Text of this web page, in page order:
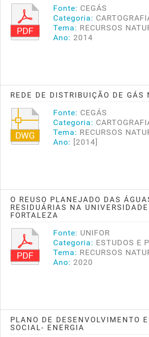
Fonte: CEGÁS
Categoria:
Tema: RECURSOS
Ano: 2014
REDE DE DISTRIBUIÇÃO DE GÁS
Fonte: CEGÁS
Categoria:
Tema: RECURSOS
Ano: [2014]
O REUSO PLANEJADO DAS
RESIDUÁRIAS NA UNIVERSIDADE
FORTALEZA
Fonte: UNIFOR
Categoria: ESTUDOS E
Tema: RECURSOS
Ano: 2020
PLANO DE DESENVOLVIMENTO
SOCIAL- ENERGIA